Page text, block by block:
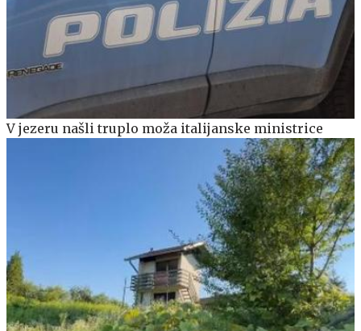
V jezeru našli truplo moža italijanske ministrice